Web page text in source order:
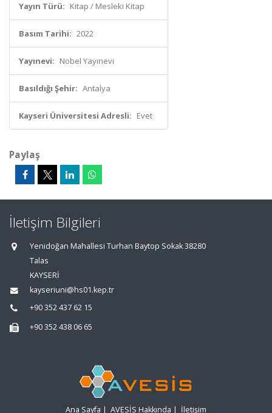
Yayın Türü: Kitap / Mesleki Kitap
Basım Tarihi: 2022
Yayınevi: Nobel Yayınevi
Basıldığı Şehir: Antalya
Kayseri Üniversitesi Adresli: Evet
Paylaş
İletişim Bilgileri
Yenidoğan Mahallesi Turhan Baytop Sokak 38280
Talas
KAYSERİ
kayseriuni@hs01.kep.tr
+90 352 437 62 15
+90 352 438 06 65
Ana Sayfa | AVESİS Hakkında | İletişim